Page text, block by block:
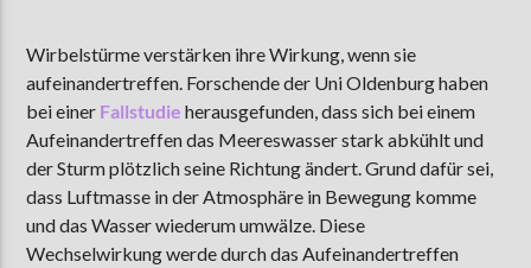
SHEILA
JAMIE T
AKTUELLE SENDUNG
MOEBIUS
12:00 24:00
Wirbelstürme verstärken ihre Wirkung, wenn sie
aufeinandertreffen. Forschende der Uni Oldenburg haben
bei einer Fallstudieherausgefunden, dass sich bei einem
Aufeinandertreffen das Meereswasser stark abkühlt und
der Sturm plötzlich seine Richtung ändert. Grund dafür sei,
dass Luftmasse in der Atmosphäre in Bewegung komme
und das Wasser wiederum umwälze. Diese
Wechselwirkung werde durch das Aufeinandertreffen